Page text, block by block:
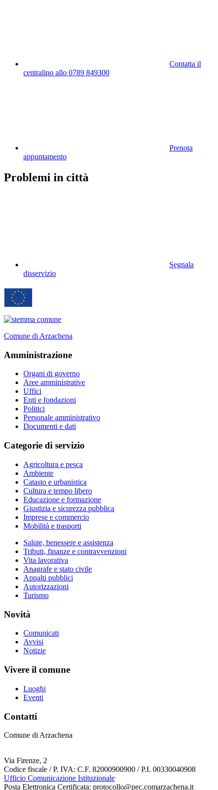
Contatta il
centralino allo 0789 849300
Prenota
appuntamento
Problemi in città
Segnala
disservizio
Comune di Arzachena
Amministrazione
Organi di governo
Aree amministrative
Uffici
Enti e fondazioni
Politici
Personale amministrativo
Documenti e dati
Categorie di servizio
Agricoltura e pesca
Ambiente
Catasto e urbanistica
Cultura e tempo libero
Educazione e formazione
Giustizia e sicurezza pubblica
Imprese e commercio
Mobilità e trasporti
Salute, benessere e assistenza
Tributi, finanze e contravvenzioni
Vita lavorativa
Anagrafe e stato civile
Appalti pubblici
Autorizzazioni
Turismo
Novità
Comunicati
Avvisi
Notizie
Vivere il comune
Luoghi
Eventi
Contatti
Comune di Arzachena
Via Firenze, 2
Codice fiscale / P. IVA: C.F. 82000900900 / P.I. 00330040908
Ufficio Comunicazione Istituzionale
Posta Elettronica Certificata: protocollo@pec.comarzachena.it